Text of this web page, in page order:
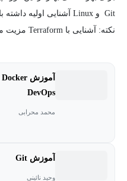
Git و Linux آشنایی اولیه داشته باشید.
نکته: آشنایی با Terraform مزیت محسوب می‌شود، اما الزامی نیست.
DevOps
محمد محرابی
آموزش Git
وحید نائینی